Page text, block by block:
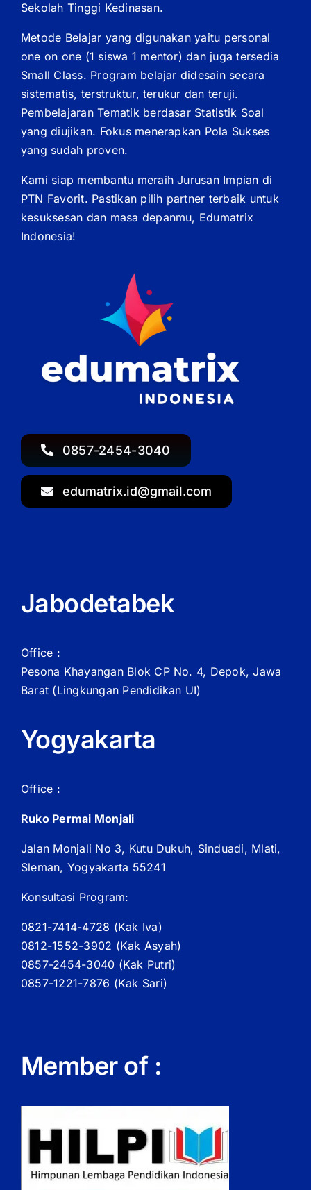
0857-2454-3040
edumatrix.id@gmail.com
Sekolah Tinggi Kedinasan.
Metode Belajar yang digunakan yaitu personal
one on one (1 siswa 1 mentor) dan juga tersedia
Small Class. Program belajar didesain secara
sistematis, terstruktur, terukur dan teruji.
Pembelajaran Tematik berdasar Statistik Soal
yang diujikan. Fokus menerapkan Pola Sukses
yang sudah proven.
Kami siap membantu meraih Jurusan Impian di
PTN Favorit. Pastikan pilih partner terbaik untuk
kesuksesan dan masa depanmu, Edumatrix
Indonesia!
Jabodetabek
Office :
Pesona Khayangan Blok CP No. 4, Depok, Jawa
Barat (Lingkungan Pendidikan UI)
Yogyakarta
Office :
Ruko Permai Monjali
Jalan Monjali No 3, Kutu Dukuh, Sinduadi, Mlati,
Sleman, Yogyakarta 55241
Konsultasi Program:
0821-7414-4728 (Kak Iva)
0812-1552-3902 (Kak Asyah)
0857-2454-3040 (Kak Putri)
0857-1221-7876 (Kak Sari)
Member of :